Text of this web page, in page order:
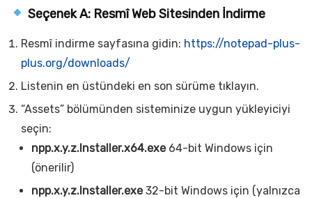
Seçenek A: Resmî Web Sitesinden İndirme
Resmî indirme sayfasına gidin: https://notepad-plus-
plus.org/downloads/
Listenin en üstündeki en son sürüme tıklayın.
“Assets” bölümünden sisteminize uygun yükleyiciyi
seçin:
npp.x.y.z.Installer.x64.exe64-bit Windows için
(önerilir)
npp.x.y.z.Installer.exe32-bit Windows için (yalnızca